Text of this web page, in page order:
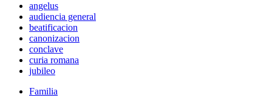
angelus
audiencia general
beatificacion
canonizacion
conclave
curia romana
jubileo
Familia